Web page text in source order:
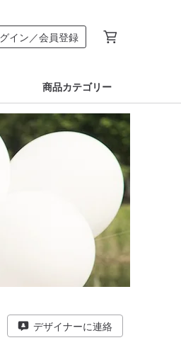
イン／会員登録
商品カテゴリー
デザイナーに連絡